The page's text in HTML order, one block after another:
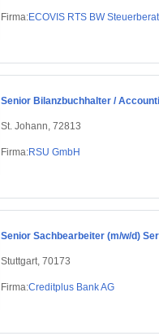
Firma:ECOVIS RTS BW
Senior Bilanzbuchhalter /
St. Johann, 72813
Firma:RSU GmbH
Senior Sachbearbeiter (m/w/d)
Stuttgart, 70173
Firma:Creditplus Bank AG